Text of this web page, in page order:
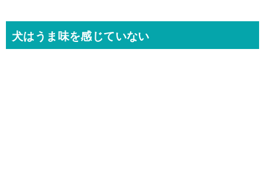
犬はうま味を感じていない